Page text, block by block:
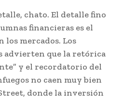
chato. El detalle fino
financieras es el
los mercados. Los
advierten que la retórica
y el recordatorio del
no caen muy bien
donde la inversión